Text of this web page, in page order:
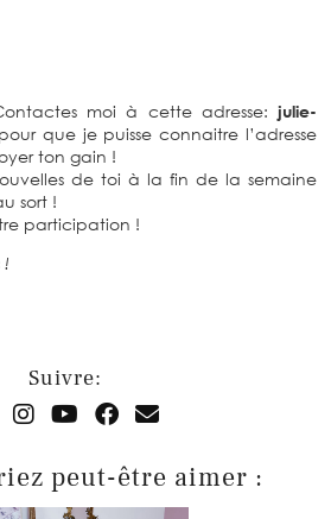
moi à cette adresse: julie-
que je puisse connaitre l’adresse
ton gain !
de toi à la fin de la semaine
sort !
participation !
!
Suivre:
peut-être aimer :